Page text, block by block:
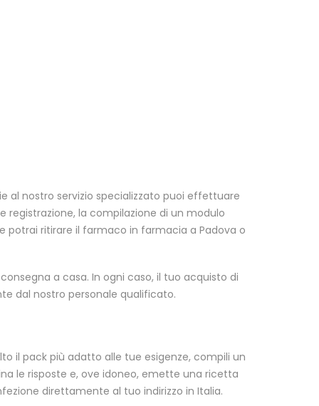
al nostro servizio specializzato puoi effettuare
registrazione, la compilazione di un modulo
potrai ritirare il farmaco in farmacia a Padova o
a casa. In ogni caso, il tuo acquisto di
dal nostro personale qualificato.
il pack più adatto alle tue esigenze, compili un
le risposte e, ove idoneo, emette una ricetta
direttamente al tuo indirizzo in Italia.